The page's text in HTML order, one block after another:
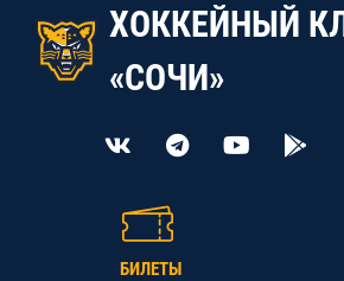
ХОККЕЙНЫЙ
«СОЧИ»
БИЛЕТЫ